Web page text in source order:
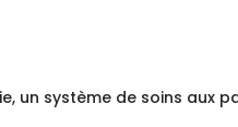
un système de soins aux